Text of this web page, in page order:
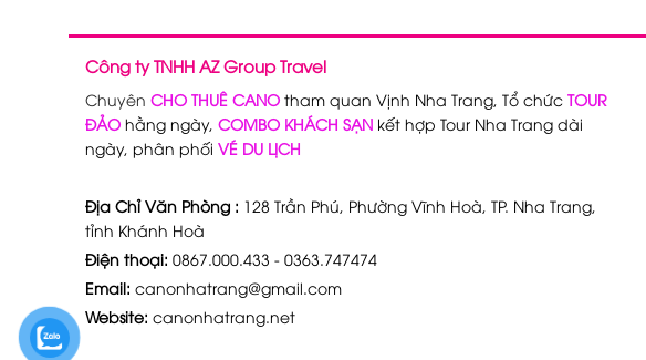
Công ty TNHH AZ Group Travel
Chuyên CHO THUÊ CANO tham quan Vịnh Nha Trang, Tổ chức TOUR
ĐẢO hằng ngày, COMBO KHÁCH SẠN kết hợp Tour Nha Trang dài
ngày, phân phối VÉ DU LỊCH
Địa Chỉ Văn Phòng : 128 Trần Phú, Phường Vĩnh Hoà, TP. Nha Trang,
tỉnh Khánh Hoà
Điện thoại: 0867.000.433 - 0363.747474
Email: canonhatrang@gmail.com
Website: canonhatrang.net